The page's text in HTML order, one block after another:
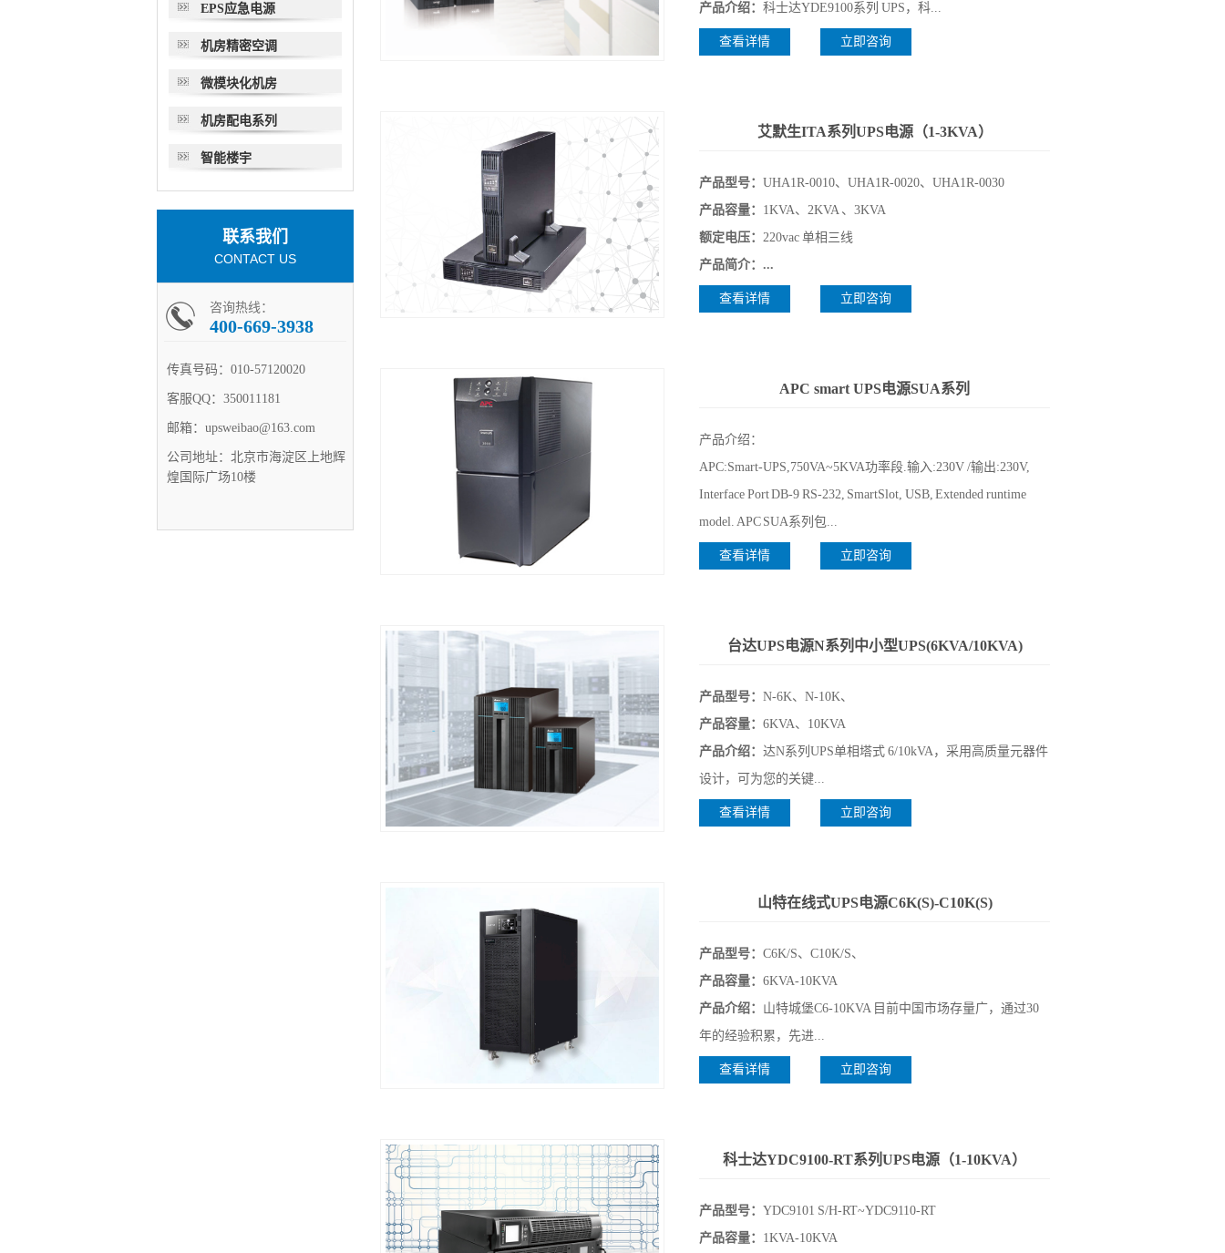
产品介绍： 科士达YDE9100系列 UPS，科...
查看详情 立即咨询
艾默生ITA系列UPS电源（1-3KVA）
产品型号： UHA1R-0010、UHA1R-0020、UHA1R-0030
产品容量： 1KVA、2KVA 、3KVA
额定电压： 220vac 单相三线
产品简介：...
查看详情 立即咨询
APC smart UPS电源SUA系列
产品介绍：
APC:Smart-UPS,750VA~5KVA功率段.输入:230V /输出:230V,
Interface Port DB-9 RS-232, SmartSlot, USB, Extended runtime
model. APC SUA系列包...
查看详情 立即咨询
台达UPS电源N系列中小型UPS(6KVA/10KVA)
产品型号： N-6K、N-10K、
产品容量： 6KVA、10KVA
产品介绍： 达N系列UPS单相塔式 6/10kVA，采用高质量元器件
设计，可为您的关键...
查看详情 立即咨询
山特在线式UPS电源C6K(S)-C10K(S)
产品型号： C6K/S、C10K/S、
产品容量： 6KVA-10KVA
产品介绍： 山特城堡C6-10KVA 目前中国市场存量广，通过30
年的经验积累，先进...
查看详情 立即咨询
科士达YDC9100-RT系列UPS电源（1-10KVA）
产品型号： YDC9101 S/H-RT~YDC9110-RT
产品容量： 1KVA-10KVA
EPS应急电源
机房精密空调
微模块化机房
机房配电系列
智能楼宇
联系我们
CONTACT US
咨询热线：
400-669-3938
传真号码： 010-57120020
客服QQ： 350011181
邮箱： upsweibao@163.com
公司地址： 北京市海淀区上地辉
煌国际广场10楼